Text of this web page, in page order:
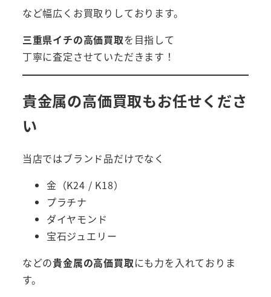
など幅広くお買取りしております。
三重県イチの高価買取を目指して
丁寧に査定させていただきます！
貴金属の高価買取もお任せくださ
い
当店ではブランド品だけでなく
金（K24 / K18）
プラチナ
ダイヤモンド
宝石ジュエリー
などの貴金属の高価買取にも力を入れておりま
す。